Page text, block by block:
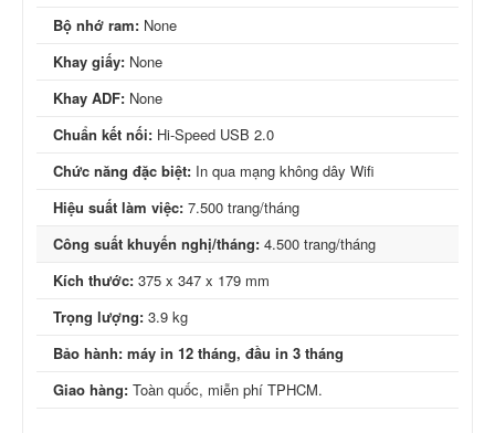
Bộ nhớ ram: None
Khay giấy: None
Khay ADF: None
Chuẩn kết nối: Hi-Speed USB 2.0
Chức năng đặc biệt: In qua mạng không dây Wifi
Hiệu suất làm việc: 7.500 trang/tháng
Công suất khuyến nghị/tháng: 4.500 trang/tháng
Kích thước: 375 x 347 x 179 mm
Trọng lượng: 3.9 kg
Bảo hành: máy in 12 tháng, đầu in 3 tháng
Giao hàng: Toàn quốc, miễn phí TPHCM.